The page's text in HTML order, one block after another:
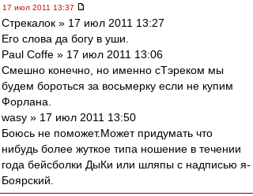
17 июл 2011 13:37
Стрекалок » 17 июл 2011 13:27
Его слова да богу в уши.
Paul Coffe » 17 июл 2011 13:06
Смешно конечно, но именно сТэреком мы
будем бороться за восьмерку если не купим
Форлана.
wasy » 17 июл 2011 13:50
Боюсь не поможет.Может придумать что
нибудь более жуткое типа ношение в течении
года бейсболки ДыКи или шляпы с надписью я-
Боярский.